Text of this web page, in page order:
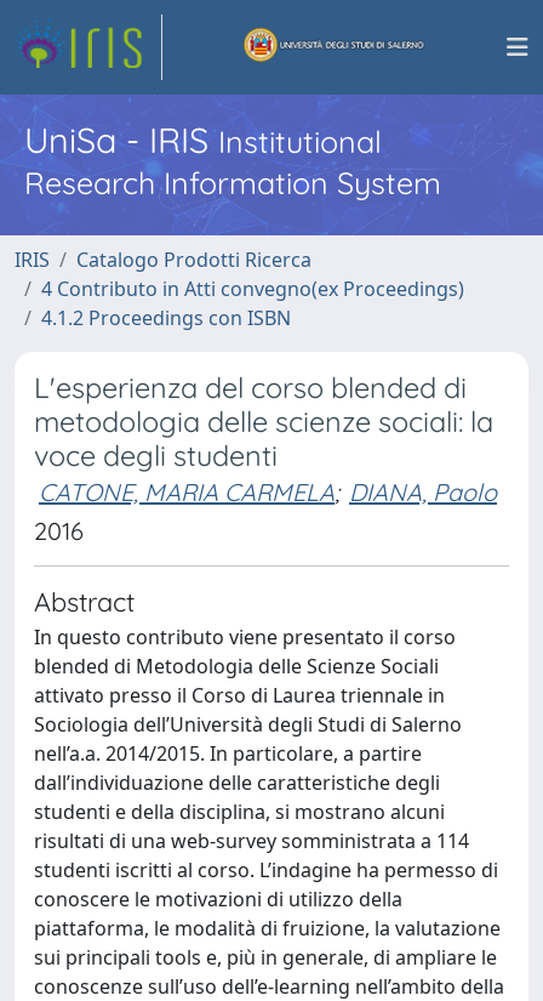
UniSa - IRISInstitutional
Research Information System
IRIS
Catalogo Prodotti Ricerca
4 Contributo in Atti convegno(ex Proceedings)
4.1.2 Proceedings con ISBN
L'esperienza del corso blended di
metodologia delle scienze sociali: la
voce degli studenti
CATONE, MARIA CARMELA; DIANA, Paolo
2016
Abstract
In questo contributo viene presentato il corso
blended di Metodologia delle Scienze Sociali
attivato presso il Corso di Laurea triennale in
Sociologia dell’Università degli Studi di Salerno
nell’a.a. 2014/2015. In particolare, a partire
dall’individuazione delle caratteristiche degli
studenti e della disciplina, si mostrano alcuni
risultati di una web-survey somministrata a 114
studenti iscritti al corso. L’indagine ha permesso di
conoscere le motivazioni di utilizzo della
piattaforma, le modalità di fruizione, la valutazione
sui principali tools e, più in generale, di ampliare le
conoscenze sull’uso dell’e-learning nell’ambito della